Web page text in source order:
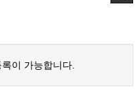
이 가능합니다.